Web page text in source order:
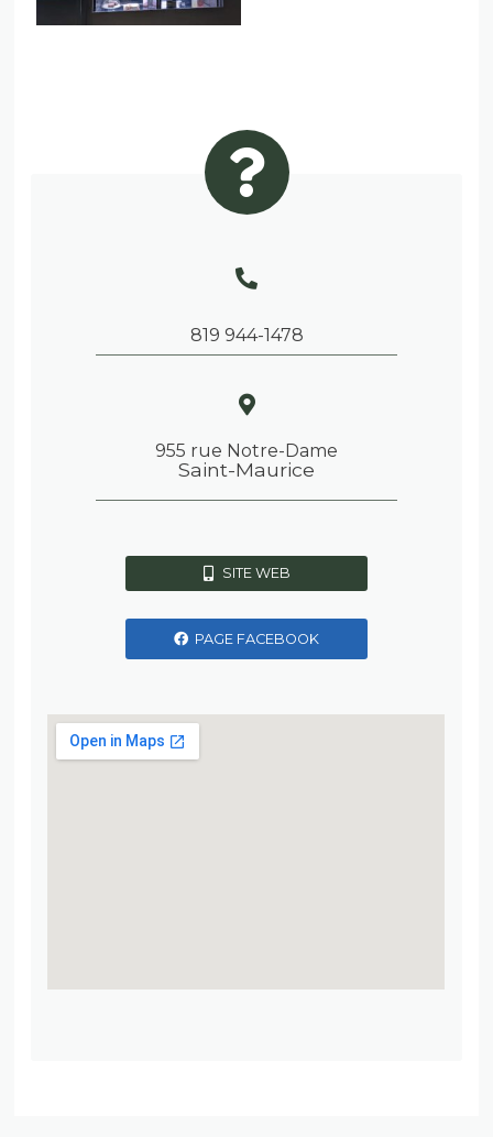
819 944-1478
955 rue Notre-Dame
Saint-Maurice
SITE WEB
PAGE FACEBOOK